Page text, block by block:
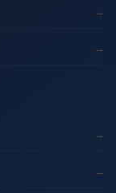
→
→
→
→